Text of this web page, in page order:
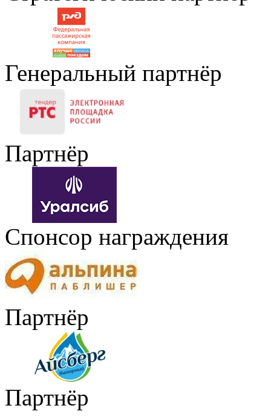
Генеральный партнёр
Партнёр
Спонсор награждения
Партнёр
Партнёр